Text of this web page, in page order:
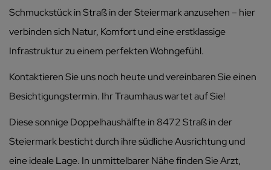
Schmuckstück in Straß in der Steiermark anzusehen – hier
verbinden sich Natur, Komfort und eine erstklassige
Infrastruktur zu einem perfekten Wohngefühl.
Kontaktieren Sie uns noch heute und vereinbaren Sie einen
Besichtigungstermin. Ihr Traumhaus wartet auf Sie!
Diese sonnige Doppelhaushälfte in 8472 Straß in der
Steiermark besticht durch ihre südliche Ausrichtung und
eine ideale Lage. In unmittelbarer Nähe finden Sie Arzt,